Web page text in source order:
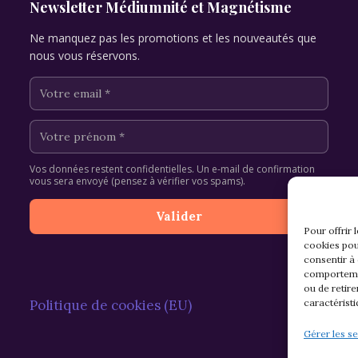
Pour offrir
cookies
consentir à
ou de
Gérer les
Newsletter Médiumnité et Magnétisme
Ne manquez pas les promotions et les nouveautés que
nous vous réservons.
Vos données restent confidentielles. Un e-mail de confirmation
vous sera envoyé (pensez à vérifier vos spams).
Politique de cookies (EU)